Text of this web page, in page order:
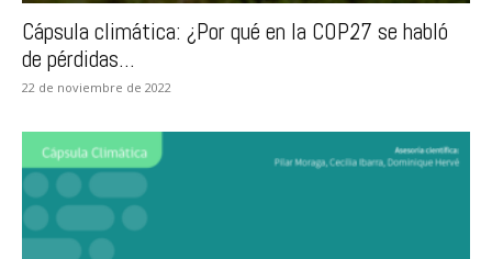
Cápsula climática: ¿Por qué en la COP27 se habló
de pérdidas...
22 de noviembre de 2022